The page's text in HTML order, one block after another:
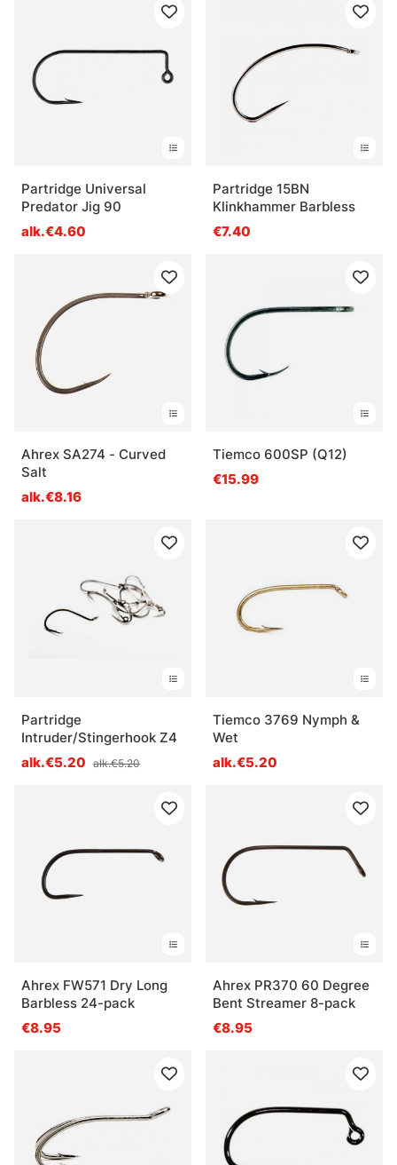
Partridge Universal
Predator Jig 90
alk.€4.60
Partridge 15BN
Klinkhammer Barbless
€7.40
Ahrex SA274 - Curved
Salt
alk.€8.16
Tiemco 600SP (Q12)
€15.99
Partridge
Intruder/Stingerhook Z4
alk.€5.20 alk.€5.20
Tiemco 3769 Nymph &
Wet
alk.€5.20
Ahrex FW571 Dry Long
Barbless 24-pack
€8.95
Ahrex PR370 60 Degree
Bent Streamer 8-pack
€8.95